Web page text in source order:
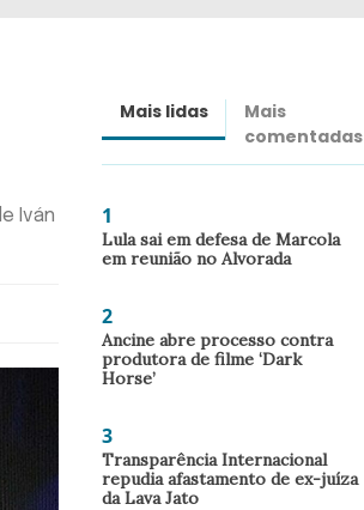
Iván
Mais lidas
Mais
comentadas
1
Lula sai em defesa de Marcola
em reunião no Alvorada
2
Ancine abre processo contra
produtora de filme ‘Dark
Horse’
3
Transparência Internacional
repudia afastamento de ex-juíza
da Lava Jato